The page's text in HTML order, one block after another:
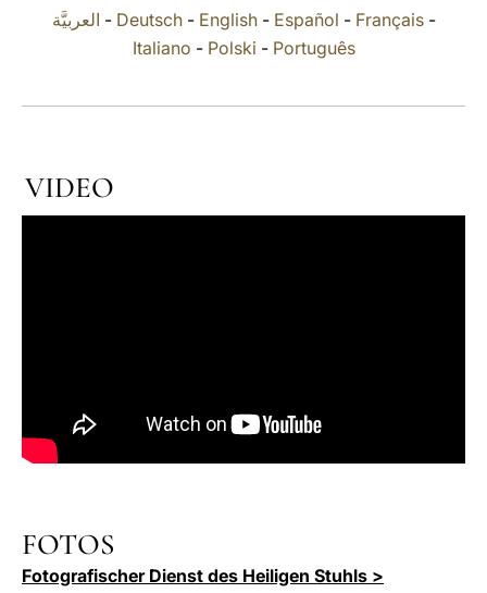
العربيَّة - Deutsch- English- Español - Français-
Italiano - Polski - Português
VIDEO
FOTOS
Fotografischer Dienst des Heiligen Stuhls >